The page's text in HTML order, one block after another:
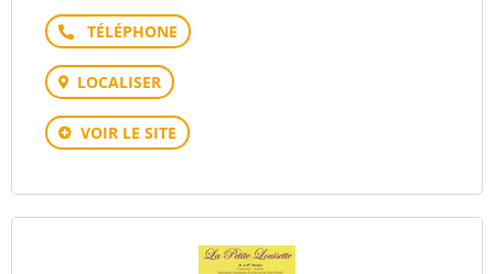
Téléphone
LOCALISER
VOIR LE SITE